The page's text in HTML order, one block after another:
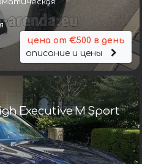
цена от €500 в день
описание и цены
Executive M Sport